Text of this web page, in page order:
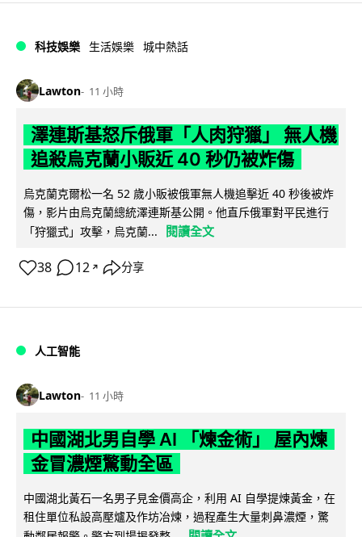
科技娛樂 生活娛樂 城中熱話
Lawton 11 小時
澤連斯基怒斥俄軍「人肉狩獵」 無人機
追殺烏克蘭小販近 40 秒仍被炸傷
烏克蘭克爾松一名 52 歲小販被俄軍無人機追擊近 40 秒後被炸
傷，影片由烏克蘭總統澤連斯基公開。他直斥俄軍對平民進行
「狩獵式」攻擊，烏克蘭...
閱讀全文
38 12 ↗ 分享
人工智能
Lawton 11 小時
中國湖北男自學 AI 「煉金術」 屋內煉
金冒濃煙驚動全區
中國湖北黃石一名男子見金價高企，利用 AI 自學提煉黃金，在
租住單位私設高壓爐及作坊冶煉，過程產生大量刺鼻濃煙，驚